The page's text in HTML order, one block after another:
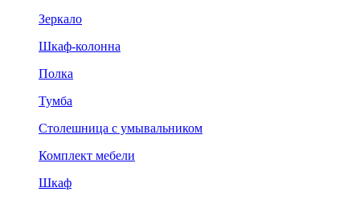
Зеркало
Шкаф-колонна
Полка
Тумба
Столешница с умывальником
Комплект мебели
Шкаф